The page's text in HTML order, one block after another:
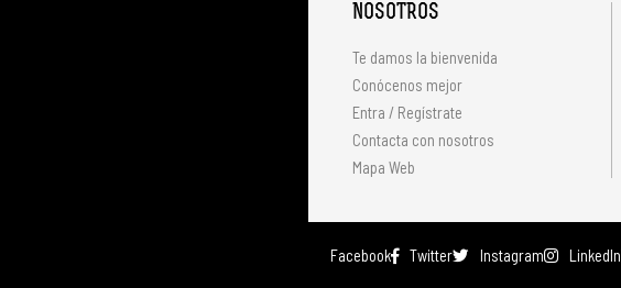
NOSOTROS
Te damos la bienvenida
Conócenos mejor
Entra / Regístrate
Contacta con nosotros
Mapa Web
Facebook Twitter Instagram LinkedIn